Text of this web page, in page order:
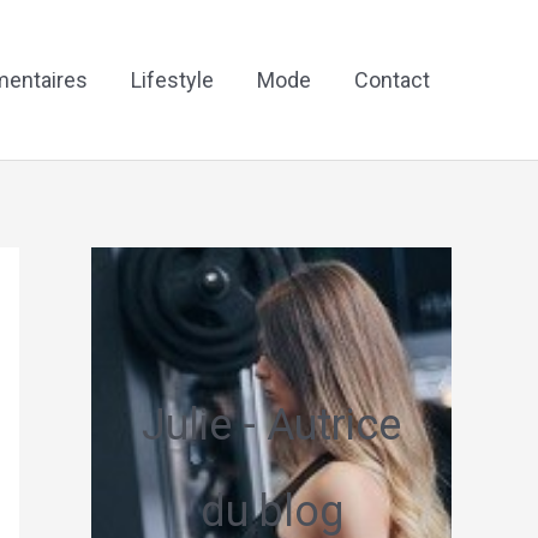
Lifestyle Mode Contact
Julie - Autrice
du blog